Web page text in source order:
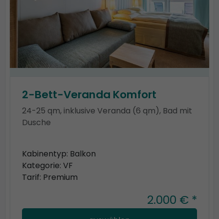
2-Bett-Veranda Komfort
24-25 qm, inklusive Veranda (6 qm), Bad mit
Dusche
Kabinentyp: Balkon
Kategorie: VF
Tarif: Premium
2.000 € *